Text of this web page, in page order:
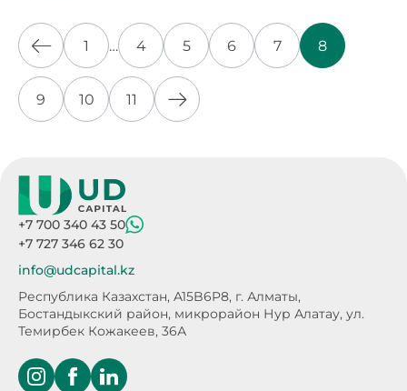
1 … 4 5 6 7 8
9 10 11
+7 700 340 43 50
+7 727 346 62 30
info@udcapital.kz
Республика Казахстан, A15B6P8, г. Алматы,
Бостандыкский район, микрорайон Нур Алатау, ул.
Темирбек Кожакеев, 36А